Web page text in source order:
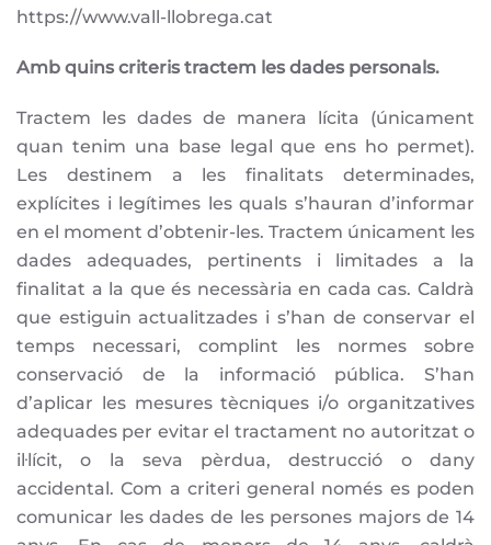
https://www.vall-llobrega.cat
Amb quins criteris tractem les dades personals.
Tractem les dades de manera lícita (únicament
quan tenim una base legal que ens ho permet).
Les destinem a les finalitats determinades,
explícites i legítimes les quals s’hauran d’informar
en el moment d’obtenir-les. Tractem únicament les
dades adequades, pertinents i limitades a la
finalitat a la que és necessària en cada cas. Caldrà
que estiguin actualitzades i s’han de conservar el
temps necessari, complint les normes sobre
conservació de la informació pública. S’han
d’aplicar les mesures tècniques i/o organitzatives
adequades per evitar el tractament no autoritzat o
il·lícit, o la seva pèrdua, destrucció o dany
accidental. Com a criteri general només es poden
comunicar les dades de les persones majors de 14